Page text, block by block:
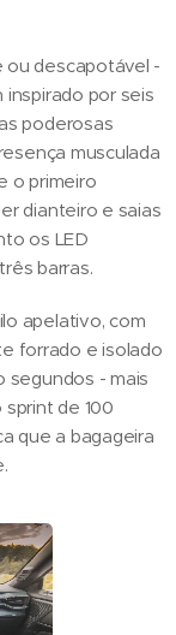
ou descapotável -
inspirado por seis
poderosas
musculada
o primeiro
dianteiro e saias
os LED
barras.
apelativo, com
forrado e isolado
segundos - mais
de 100
que a bagageira